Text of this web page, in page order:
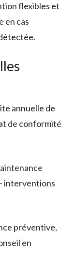
flexibles et
en cas
annuelle de
de conformité
interventions
préventive,
en